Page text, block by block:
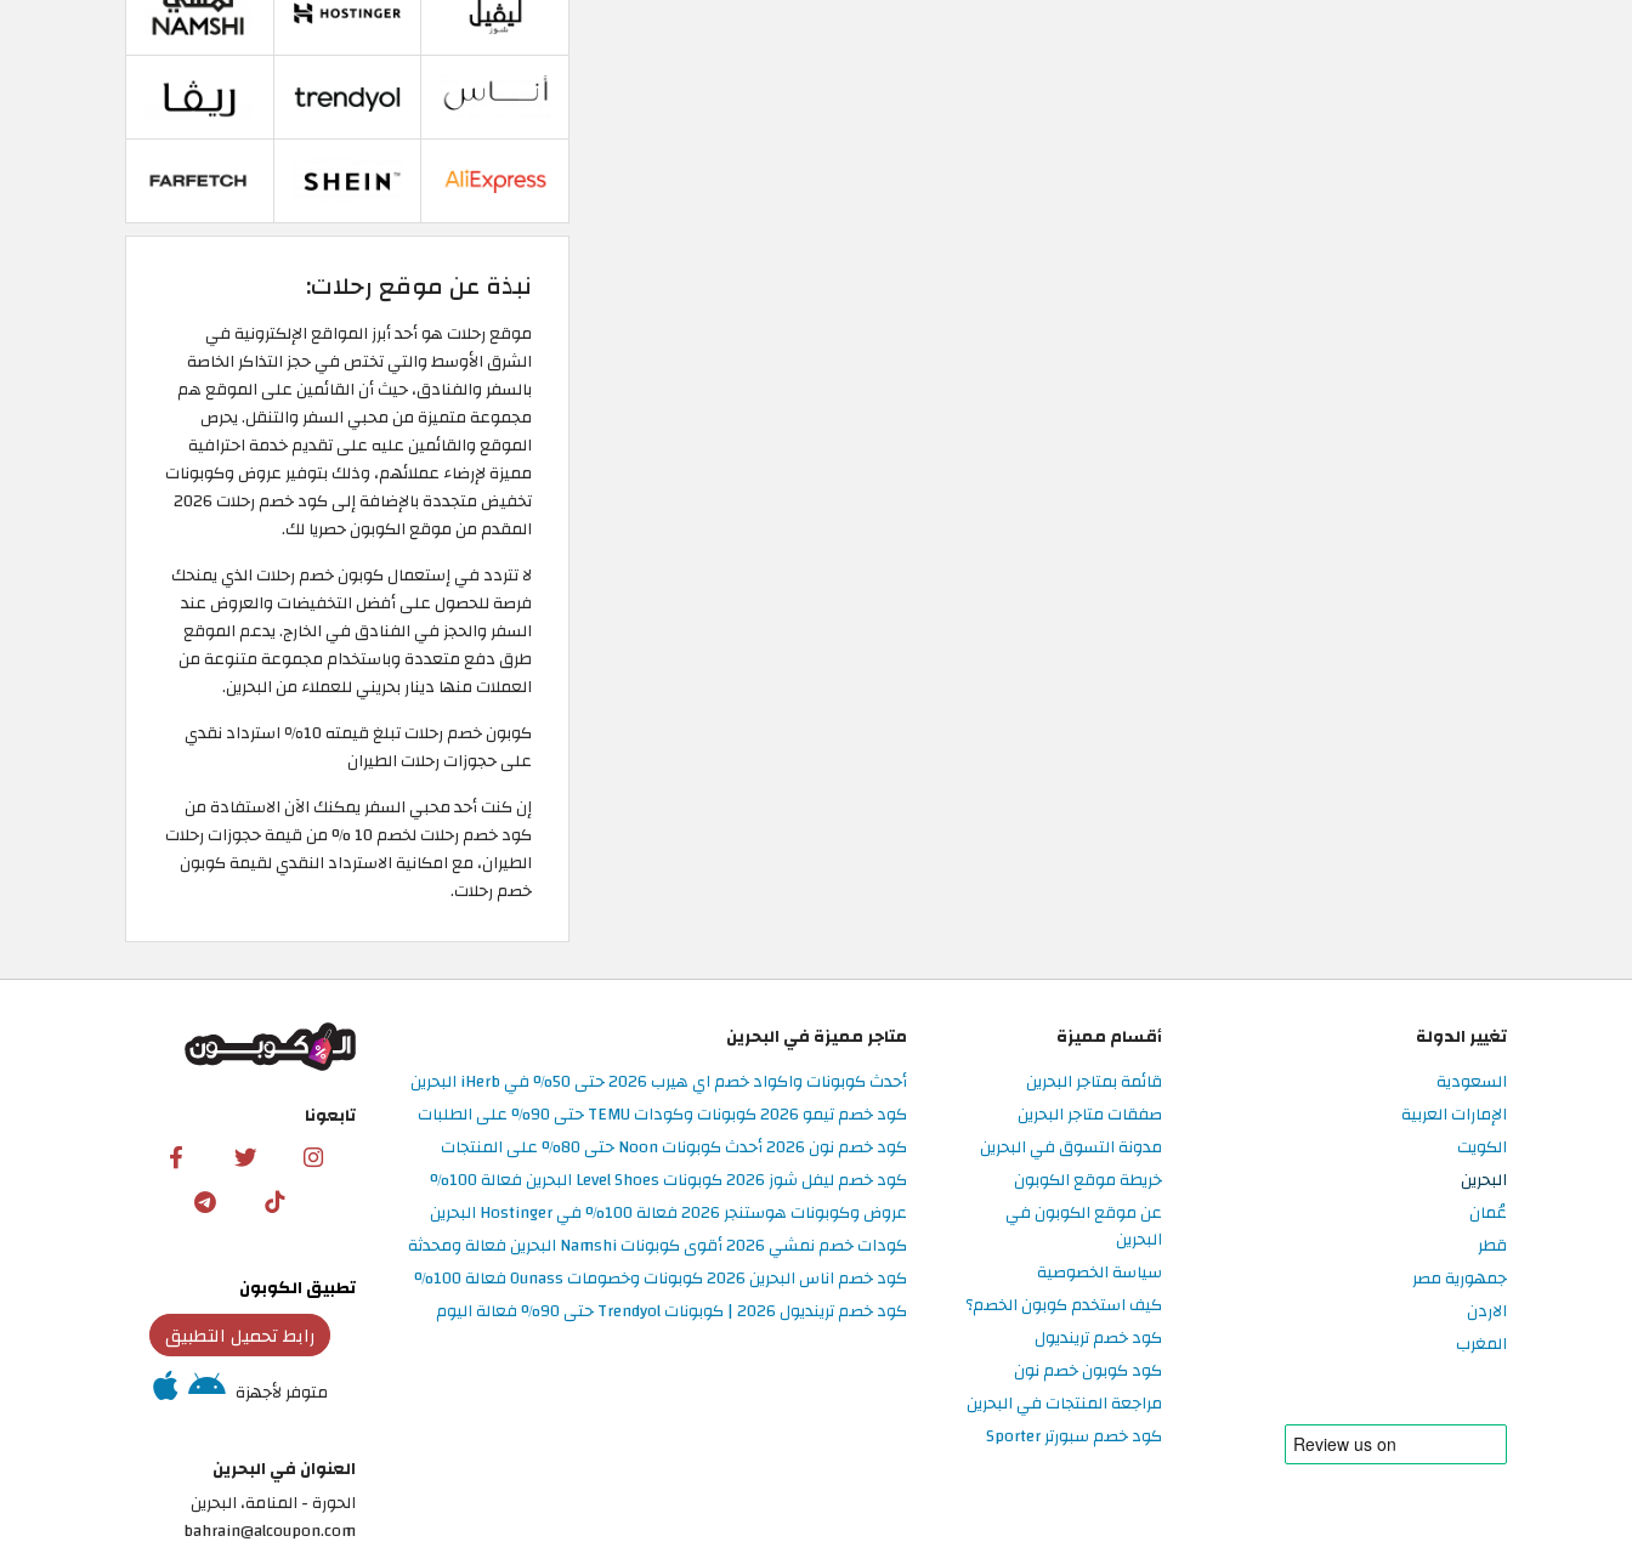
نبذة عن موقع رحلات:
موقع رحلات هو أحد أبرز المواقع الإلكترونية في
الشرق الأوسط والتي تختص في حجز التذاكر الخاصة
بالسفر والفنادق، حيث أن القائمين على الموقع هم
مجموعة متميزة من محبي السفر والتنقل. يحرص
الموقع والقائمين عليه على تقديم خدمة احترافية
مميزة لإرضاء عملائهم، وذلك بتوفير عروض وكوبونات
تخفيض متجددة بالإضافة إلى كود خصم رحلات 2026
المقدم من موقع الكوبون حصريا لك.
لا تتردد في إستعمال كوبون خصم رحلات الذي يمنحك
فرصة للحصول على أفضل التخفيضات والعروض عند
السفر والحجز في الفنادق في الخارج. يدعم الموقع
طرق دفع متعددة وباستخدام مجموعة متنوعة من
العملات منها دينار بحريني للعملاء من البحرين.
كوبون خصم رحلات تبلغ قيمته 10٪ استرداد نقدي
على حجوزات رحلات الطيران
إن كنت أحد محبي السفر يمكنك الآن الاستفادة من
كود خصم رحلات لخصم 10 % من قيمة حجوزات رحلات
الطيران، مع امكانية الاسترداد النقدي لقيمة كوبون
خصم رحلات.
تغيير الدولة
السعودية
الإمارات العربية
الكويت
البحرين
عُمان
قطر
جمهورية مصر
الاردن
المغرب
أقسام مميزة
قائمة بمتاجر البحرين
صفقات متاجر البحرين
مدونة التسوق في البحرين
خريطة موقع الكوبون
عن موقع الكوبون في
البحرين
سياسة الخصوصية
كيف استخدم كوبون الخصم؟
كود خصم ترينديول
كود كوبون خصم نون
مراجعة المنتجات في البحرين
كود خصم سبورتر Sporter
متاجر مميزة في البحرين
أحدث كوبونات واكواد خصم اي هيرب 2026 حتى 50% في iHerb البحرين
كود خصم تيمو 2026 كوبونات وكودات TEMU حتى 90% على الطلبات
كود خصم نون 2026 أحدث كوبونات Noon حتى 80% على المنتجات
كود خصم ليفل شوز 2026 كوبونات Level Shoes البحرين فعالة 100%
عروض وكوبونات هوستنجر 2026 فعالة 100% في Hostinger البحرين
كودات خصم نمشي 2026 أقوى كوبونات Namshi البحرين فعالة ومحدثة
كود خصم اناس البحرين 2026 كوبونات وخصومات Ounass فعالة 100%
كود خصم ترينديول 2026 | كوبونات Trendyol حتى 90% فعالة اليوم
تابعونا
تطبيق الكوبون
رابط تحميل التطبيق
متوفر لأجهزة
العنوان في البحرين
الحورة - المنامة‎، البحرين
bahrain@alcoupon.com